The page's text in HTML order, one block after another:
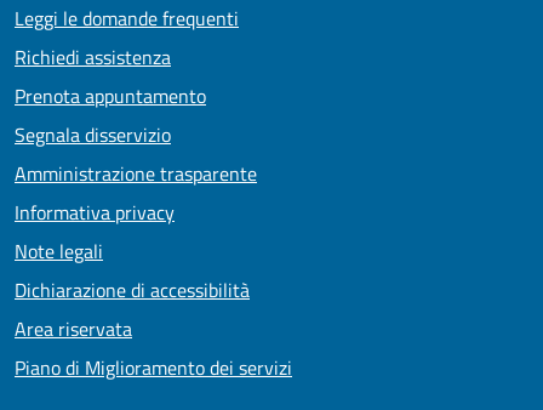
Leggi le domande frequenti
Richiedi assistenza
Prenota appuntamento
Segnala disservizio
Amministrazione trasparente
Informativa privacy
Note legali
Dichiarazione di accessibilità
Area riservata
Piano di Miglioramento dei servizi